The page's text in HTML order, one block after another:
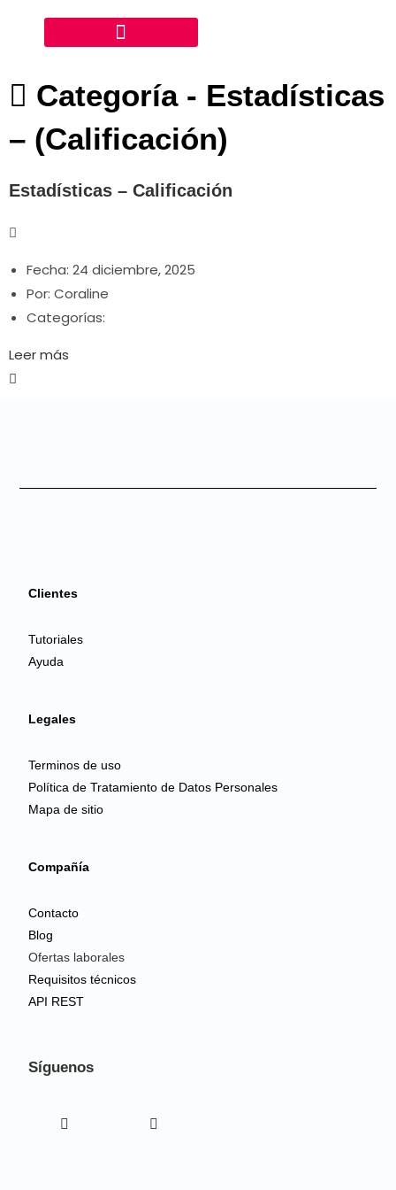
Categoría - Estadísticas
– (Calificación)
Estadísticas – Calificación
Fecha: 24 diciembre, 2025
Por: Coraline
Categorías:
Leer más
Clientes
Tutoriales
Ayuda
Legales
Terminos de uso
Política de Tratamiento de Datos Personales
Mapa de sitio
Compañía
Contacto
Blog
Ofertas laborales
Requisitos técnicos
API REST
Síguenos